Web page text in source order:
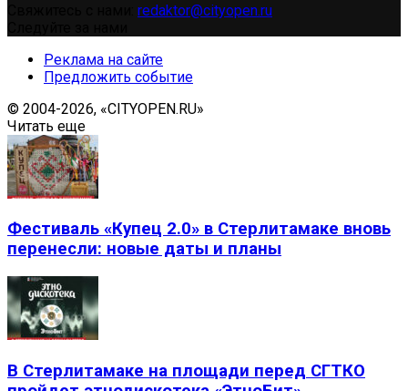
redaktor@cityopen.ru
Реклама на сайте
Предложить событие
© 2004-2026, «CITYOPEN.RU»
Читать еще
Фестиваль «Купец 2.0» в Стерлитамаке вновь
перенесли: новые даты и планы
В Стерлитамаке на площади перед СГТКО